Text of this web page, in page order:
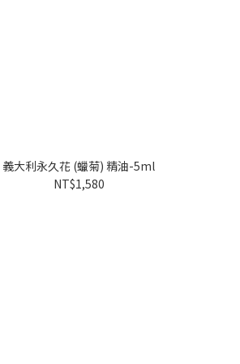
義大利永久花 (蠟菊) 精油-5ml
NT$1,580